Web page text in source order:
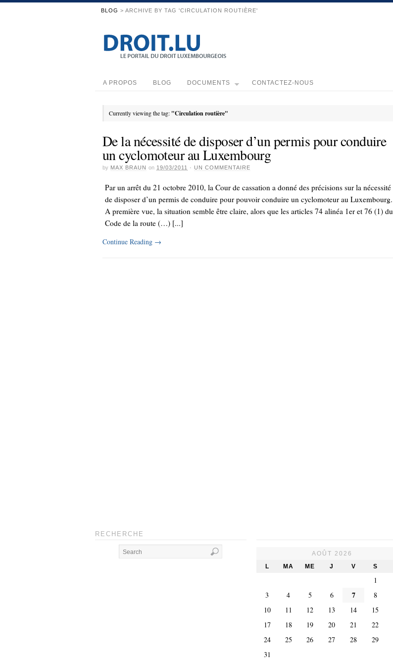
BLOG > ARCHIVE BY TAG 'CIRCULATION ROUTIÈRE'
A PROPOS BLOG DOCUMENTS CONTACTEZ-NOUS
Currently viewing the tag: "Circulation routière"
De la nécessité de disposer d’un permis pour conduire
un cyclomoteur au Luxembourg
by MAX BRAUN on 19/03/2011 · UN COMMENTAIRE
Par un arrêt du 21 octobre 2010, la Cour de cassation a donné des précisions sur la nécessité
de disposer d’un permis de conduire pour pouvoir conduire un cyclomoteur au Luxembourg.
A première vue, la situation semble être claire, alors que les articles 74 alinéa 1er et 76 (1) du
Code de la route (…) [...]
Continue Reading →
RECHERCHE
AOÛT 2026
L
MA ME J V S
1
3
4 5 6 7 8
10
11 12 13 14 15
17
18 19 20 21 22
24
25 26 27 28 29
31